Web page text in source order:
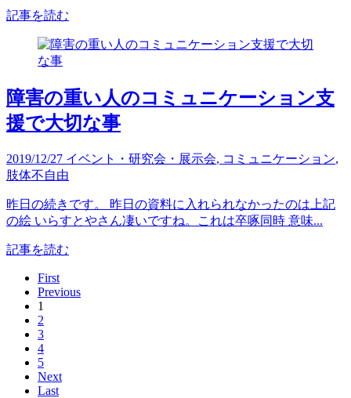
記事を読む
障害の重い人のコミュニケーション支
援で大切な事
2019/12/27 イベント・研究会・展示会, コミュニケーション,
肢体不自由
昨日の続きです。 昨日の資料に入れられなかったのは上記
の絵 いらすとやさん凄いですね。これは卒啄同時 意味...
記事を読む
First
Previous
1
2
3
4
5
Next
Last